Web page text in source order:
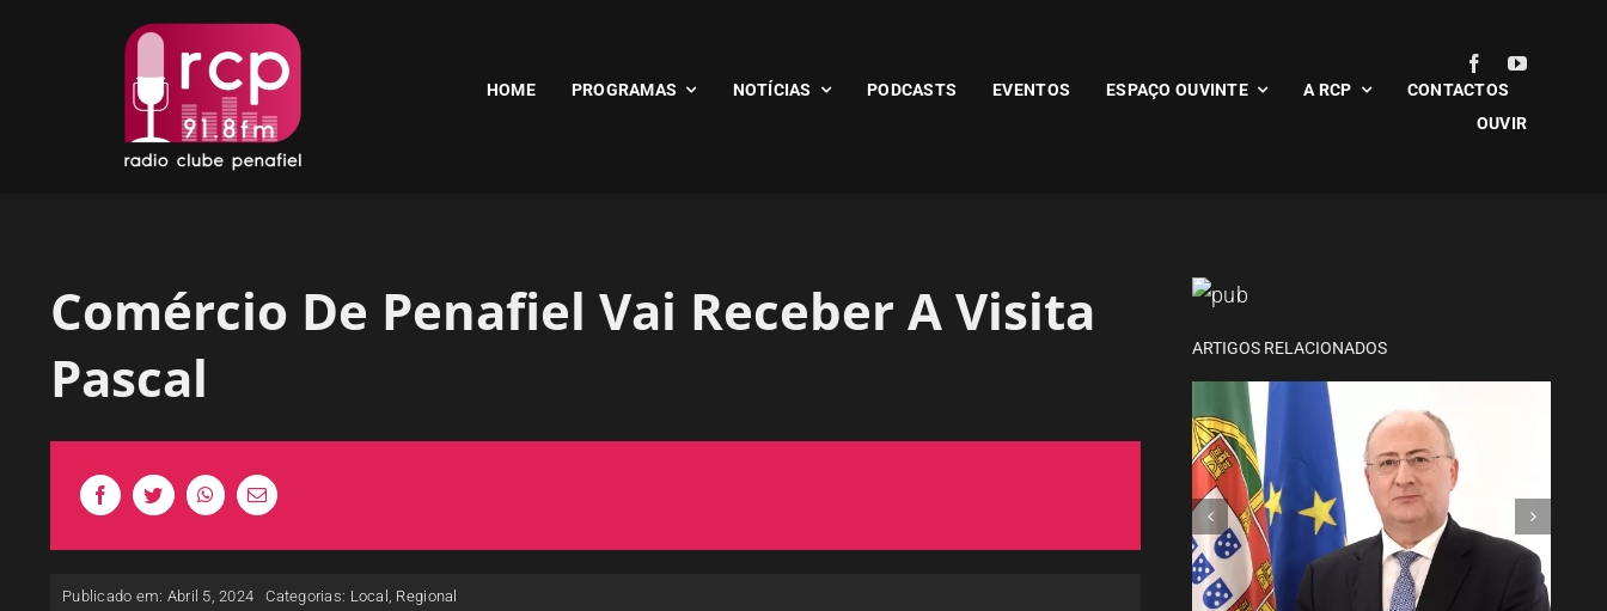
HOME PROGRAMAS NOTÍCIAS PODCASTS EVENTOS ESPAÇO OUVINTE A RCP
CONTACTOS
OUVIR
Comércio De Penafiel Vai Receber A Visita
Pascal
Publicado em: Abril 5, 2024 Categorias: Local Regional
ARTIGOS RELACIONADOS